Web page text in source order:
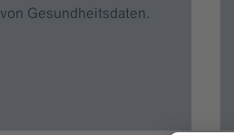
von Gesundheitsdaten.